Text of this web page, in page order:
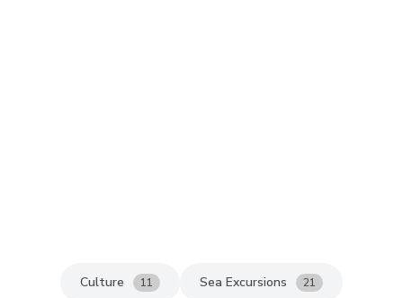
Culture 11 Sea Excursions 21